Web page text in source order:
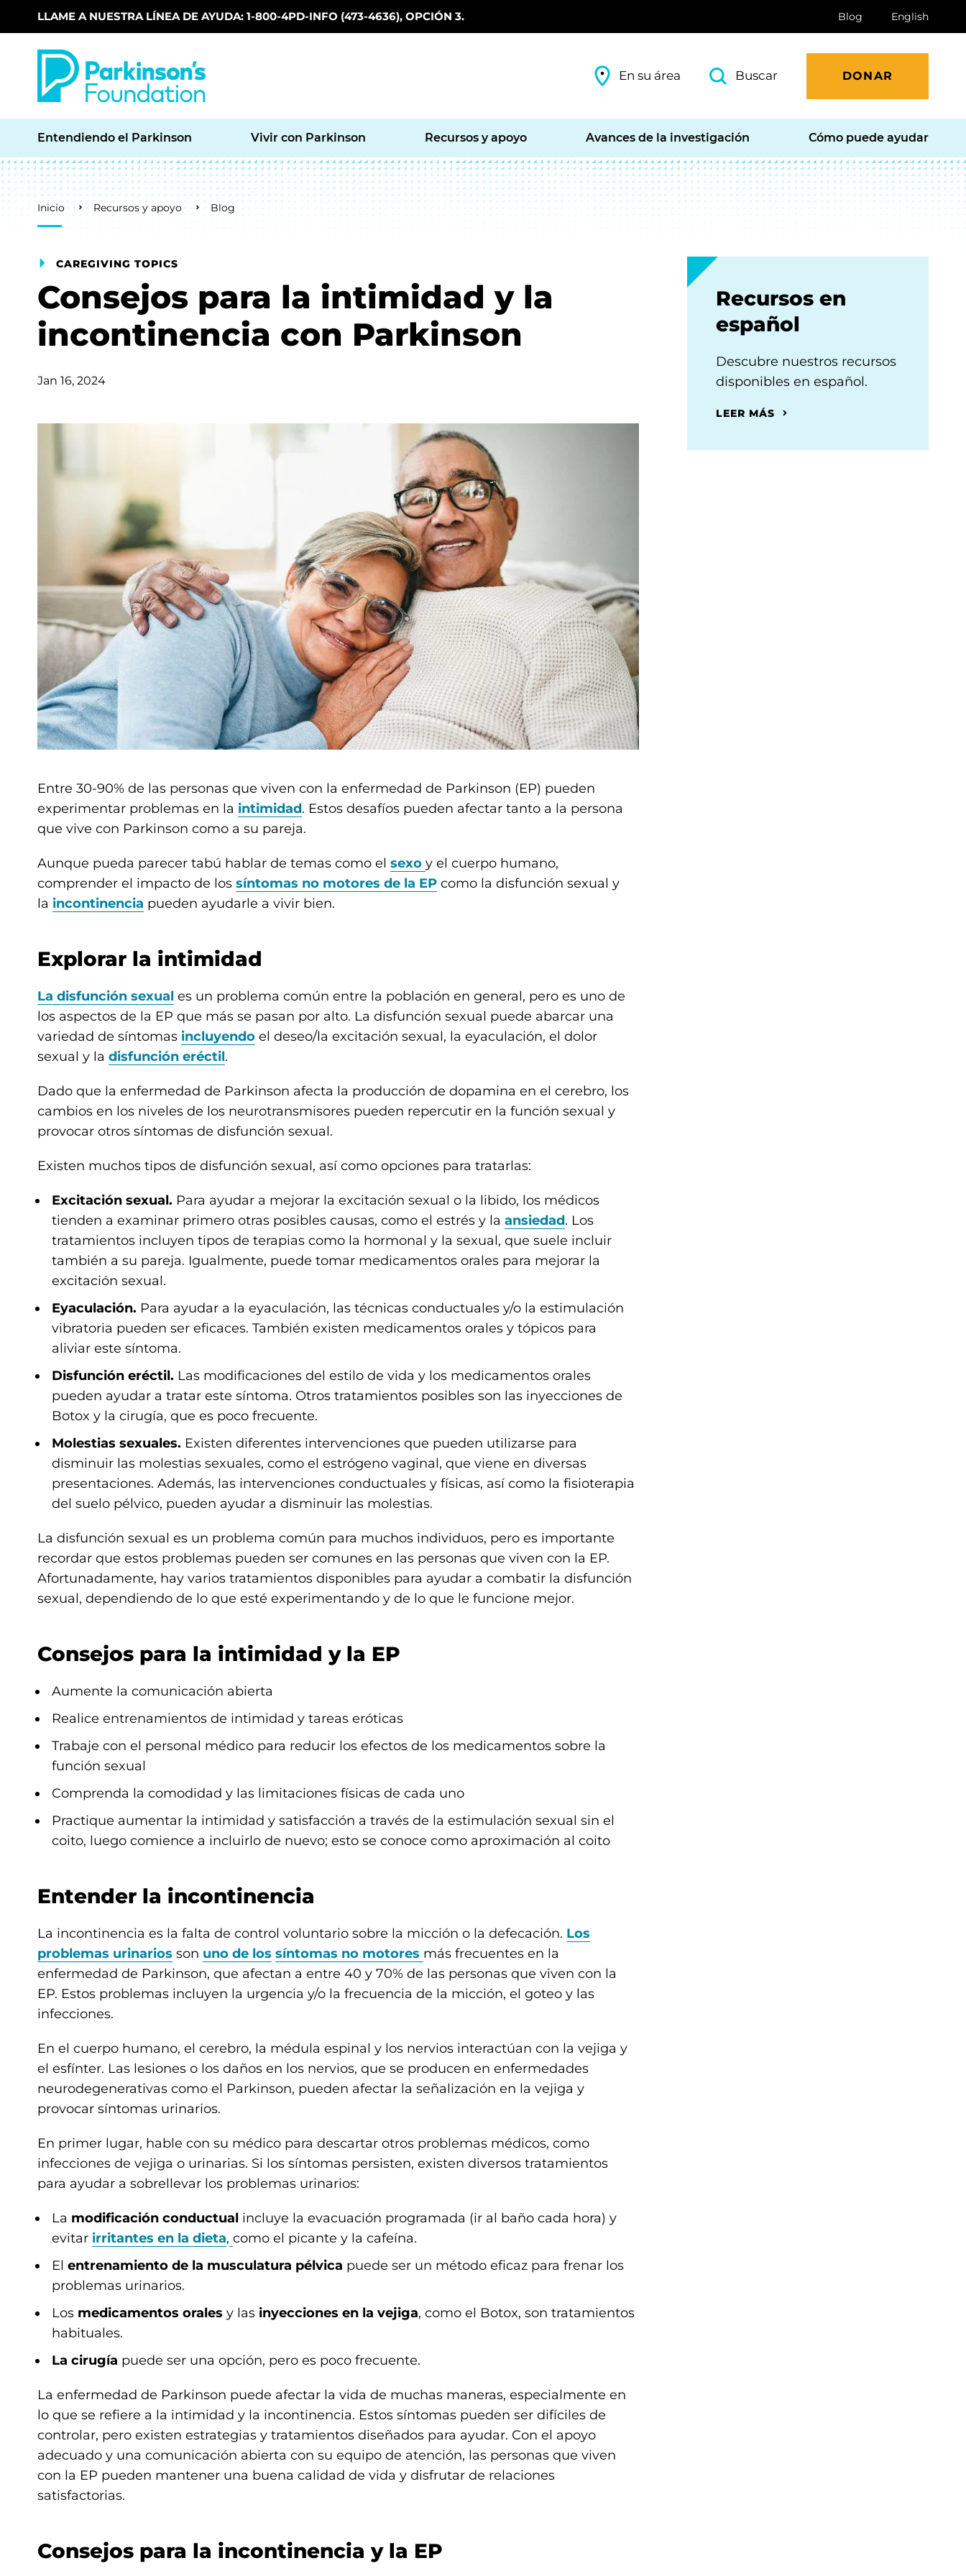
Skip to main content
LLAME A NUESTRA LÍNEA DE AYUDA: 1-800-4PD-INFO (473-4636), OPCIÓN 3. Blog English
En su área Buscar DONAR
Entendiendo el Parkinson Vivir con Parkinson Recursos y apoyo Avances de la investigación Cómo puede ayudar
Breadcrumb
Inicio Recursos y apoyo Blog
CAREGIVING TOPICS
Consejos para la intimidad y la
incontinencia con Parkinson
Jan 16, 2024
Entre 30-90% de las personas que viven con la enfermedad de Parkinson (EP) pueden
experimentar problemas en la intimidad. Estos desafíos pueden afectar tanto a la persona
que vive con Parkinson como a su pareja.
Aunque pueda parecer tabú hablar de temas como el sexo y el cuerpo humano,
comprender el impacto de los síntomas no motores de la EP como la disfunción sexual y
la incontinencia pueden ayudarle a vivir bien.
Explorar la intimidad
La disfunción sexual es un problema común entre la población en general, pero es uno de
los aspectos de la EP que más se pasan por alto. La disfunción sexual puede abarcar una
variedad de síntomas incluyendo el deseo/la excitación sexual, la eyaculación, el dolor
sexual y la disfunción eréctil.
Dado que la enfermedad de Parkinson afecta la producción de dopamina en el cerebro, los
cambios en los niveles de los neurotransmisores pueden repercutir en la función sexual y
provocar otros síntomas de disfunción sexual.
Existen muchos tipos de disfunción sexual, así como opciones para tratarlas:
Excitación sexual. Para ayudar a mejorar la excitación sexual o la libido, los médicos
tienden a examinar primero otras posibles causas, como el estrés y la ansiedad. Los
tratamientos incluyen tipos de terapias como la hormonal y la sexual, que suele incluir
también a su pareja. Igualmente, puede tomar medicamentos orales para mejorar la
excitación sexual.
Eyaculación. Para ayudar a la eyaculación, las técnicas conductuales y/o la estimulación
vibratoria pueden ser eficaces. También existen medicamentos orales y tópicos para
aliviar este síntoma.
Disfunción eréctil. Las modificaciones del estilo de vida y los medicamentos orales
pueden ayudar a tratar este síntoma. Otros tratamientos posibles son las inyecciones de
Botox y la cirugía, que es poco frecuente.
Molestias sexuales. Existen diferentes intervenciones que pueden utilizarse para
disminuir las molestias sexuales, como el estrógeno vaginal, que viene en diversas
presentaciones. Además, las intervenciones conductuales y físicas, así como la fisioterapia
del suelo pélvico, pueden ayudar a disminuir las molestias.
La disfunción sexual es un problema común para muchos individuos, pero es importante
recordar que estos problemas pueden ser comunes en las personas que viven con la EP.
Afortunadamente, hay varios tratamientos disponibles para ayudar a combatir la disfunción
sexual, dependiendo de lo que esté experimentando y de lo que le funcione mejor.
Consejos para la intimidad y la EP
Aumente la comunicación abierta
Realice entrenamientos de intimidad y tareas eróticas
Trabaje con el personal médico para reducir los efectos de los medicamentos sobre la
función sexual
Comprenda la comodidad y las limitaciones físicas de cada uno
Practique aumentar la intimidad y satisfacción a través de la estimulación sexual sin el
coito, luego comience a incluirlo de nuevo; esto se conoce como aproximación al coito
Entender la incontinencia
La incontinencia es la falta de control voluntario sobre la micción o la defecación. Los
problemas urinarios son uno de los síntomas no motores más frecuentes en la
enfermedad de Parkinson, que afectan a entre 40 y 70% de las personas que viven con la
EP. Estos problemas incluyen la urgencia y/o la frecuencia de la micción, el goteo y las
infecciones.
En el cuerpo humano, el cerebro, la médula espinal y los nervios interactúan con la vejiga y
el esfínter. Las lesiones o los daños en los nervios, que se producen en enfermedades
neurodegenerativas como el Parkinson, pueden afectar la señalización en la vejiga y
provocar síntomas urinarios.
En primer lugar, hable con su médico para descartar otros problemas médicos, como
infecciones de vejiga o urinarias. Si los síntomas persisten, existen diversos tratamientos
para ayudar a sobrellevar los problemas urinarios:
La modificación conductual incluye la evacuación programada (ir al baño cada hora) y
evitar irritantes en la dieta, como el picante y la cafeína.
El entrenamiento de la musculatura pélvica puede ser un método eficaz para frenar los
problemas urinarios.
Los medicamentos orales y las inyecciones en la vejiga, como el Botox, son tratamientos
habituales.
La cirugía puede ser una opción, pero es poco frecuente.
La enfermedad de Parkinson puede afectar la vida de muchas maneras, especialmente en
lo que se refiere a la intimidad y la incontinencia. Estos síntomas pueden ser difíciles de
controlar, pero existen estrategias y tratamientos diseñados para ayudar. Con el apoyo
adecuado y una comunicación abierta con su equipo de atención, las personas que viven
con la EP pueden mantener una buena calidad de vida y disfrutar de relaciones
satisfactorias.
Consejos para la incontinencia y la EP
Recursos en
español
Descubre nuestros recursos
disponibles en español.
LEER MÁS